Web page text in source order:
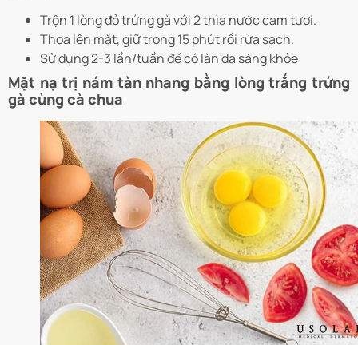
Trộn 1 lòng đỏ trứng gà với 2 thìa nước cam tươi.
Thoa lên mặt, giữ trong 15 phút rồi rửa sạch.
Sử dụng 2-3 lần/tuần để có làn da sáng khỏe
Mặt nạ trị nám tàn nhang bằng lòng trắng trứng
gà cùng cà chua